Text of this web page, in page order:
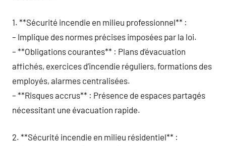
1. **Sécurité incendie en milieu professionnel** :
– Implique des normes précises imposées par la loi.
– **Obligations courantes** : Plans d’évacuation
affichés, exercices d’incendie réguliers, formations des
employés, alarmes centralisées.
– **Risques accrus** : Présence de espaces partagés
nécessitant une évacuation rapide.
2. **Sécurité incendie en milieu résidentiel** :